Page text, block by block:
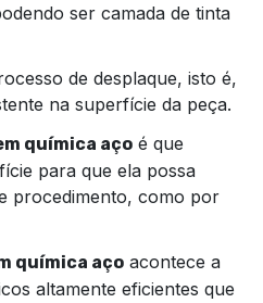
ser camada de tinta
de desplaque, isto é,
na superfície da peça.
química aço é que
para que ela possa
procedimento, como por
química aço acontece a
altamente eficientes que